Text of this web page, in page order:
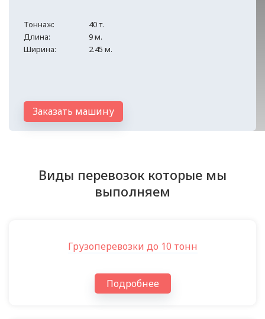
Тоннаж:
40 т.
Длина:
9 м.
Ширина:
2.45 м.
Заказать машину
Виды перевозок которые мы
выполняем
Грузоперевозки до 10 тонн
Подробнее